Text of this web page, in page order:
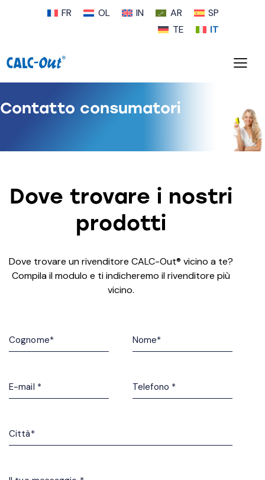
FR OL IN AR
SP
TE
IT
Contatto consumatori
Dove trovare i nostri
prodotti
Dove trovare un rivenditore CALC-Out® vicino a te?
Compila il modulo e ti indicheremo il rivenditore più
vicino.